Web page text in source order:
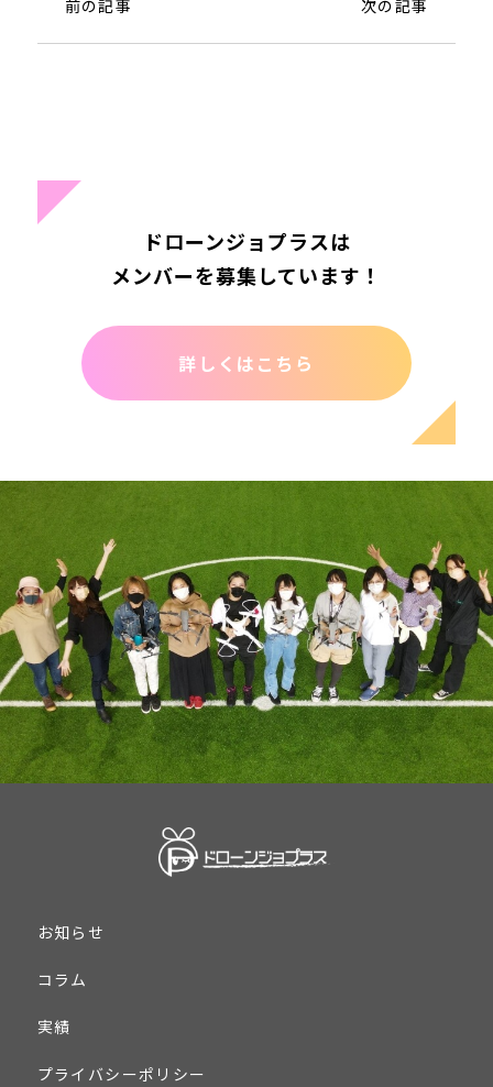
前の記事 次の記事
ドローンジョプラスは
メンバーを募集しています！
詳しくはこちら
お知らせ
コラム
実績
プライバシーポリシー